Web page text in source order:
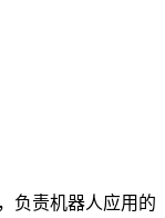
负责机器人应用的